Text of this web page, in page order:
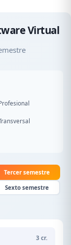
Virtual
Tercer semestre
Sexto semestre
3 cr.